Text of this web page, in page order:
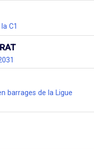
C1
barrages de la Ligue